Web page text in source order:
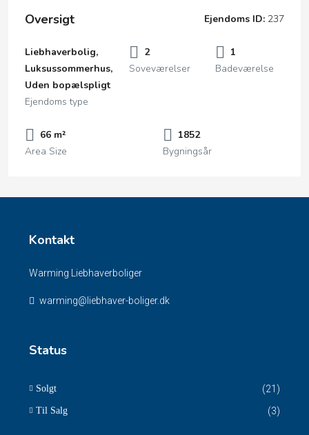
Oversigt Ejendoms ID: 237
Liebhaverbolig,
Luksussommerhus,
Uden bopælspligt
Ejendoms type
2
Soveværelser
1
Badeværelse
66 m²
Area Size
1852
Bygningsår
Kontakt
Warming Liebhaverboliger
warming@liebhaver-boliger.dk
Status
Solgt (21)
Til Salg (3)